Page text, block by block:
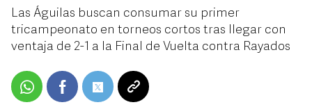
Las Águilas buscan consumar su primer
tricampeonato en torneos cortos tras llegar con
ventaja de 2-1 a la Final de Vuelta contra Rayados